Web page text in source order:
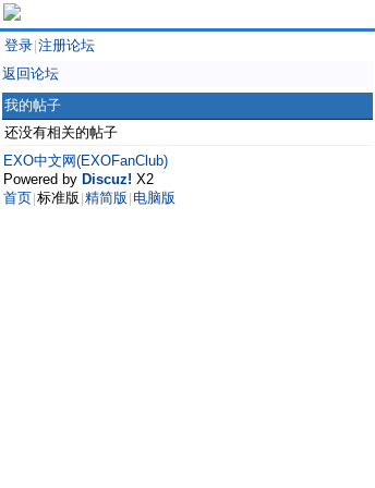
登录 注册论坛
返回论坛
我的帖子
还没有相关的帖子
EXO中文网(EXOFanClub)
Powered by Discuz! X2
首页 标准版 精简版 电脑版